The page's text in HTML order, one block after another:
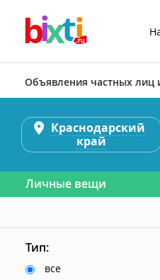
Объявления частных лиц
Краснодарский
край
Личные вещи
Тип:
все